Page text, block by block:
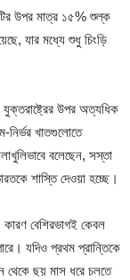
উপর মাত্র ১৫% শুল্ক
যার মধ্যে শুধু চিংড়ি
উপর অত্যধিক
নির্ভর খাতগুলোতে
বলেছেন, সস্তা
শাস্তি দেওয়া হচ্ছে।
বেশিরভাগই কেবল
যদিও প্রথম প্রান্তিকে
ছয় মাস ধরে চলতে